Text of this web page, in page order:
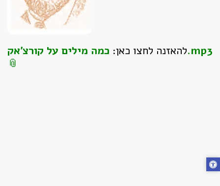
להאזנה לחצו כאן:כמה מילים על קורצ'אק.mp3